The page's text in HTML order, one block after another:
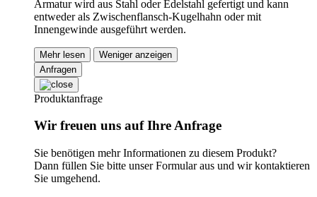
Armatur wird aus Stahl oder Edelstahl gefertigt und kann
entweder als Zwischenflansch-Kugelhahn oder mit
Innengewinde ausgeführt werden.
Mehr lesen
Weniger anzeigen
Anfragen
Produktanfrage
Wir freuen uns auf Ihre Anfrage
Sie benötigen mehr Informationen zu diesem Produkt?
Dann füllen Sie bitte unser Formular aus und wir kontaktieren
Sie umgehend.